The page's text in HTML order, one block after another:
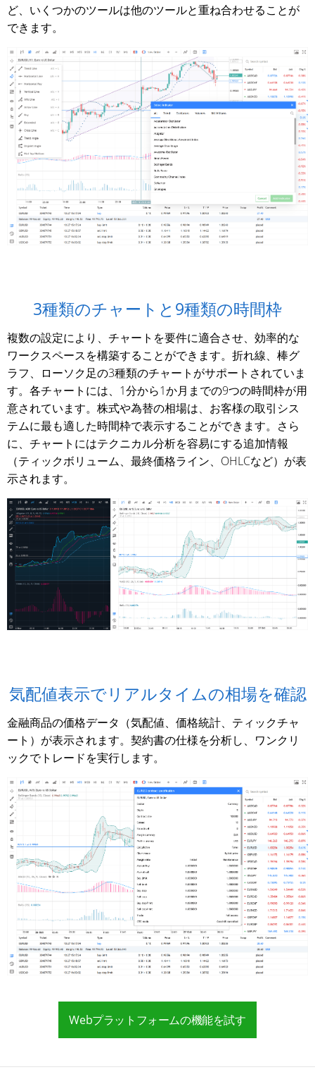
ど、いくつかのツールは他のツールと重ね合わせることが
できます。
3種類のチャートと9種類の時間枠
複数の設定により、チャートを要件に適合させ、効率的な
ワークスペースを構築することができます。折れ線、棒グ
ラフ、ローソク足の3種類のチャートがサポートされていま
す。各チャートには、1分から1か月までの9つの時間枠が用
意されています。株式や為替の相場は、お客様の取引シス
テムに最も適した時間枠で表示することができます。さら
に、チャートにはテクニカル分析を容易にする追加情報
（ティックボリューム、最終価格ライン、OHLCなど）が表
示されます。
気配値表示でリアルタイムの相場を確認
金融商品の価格データ（気配値、価格統計、ティックチャ
ート）が表示されます。契約書の仕様を分析し、ワンクリ
ックでトレードを実行します。
Webプラットフォームの機能を試す